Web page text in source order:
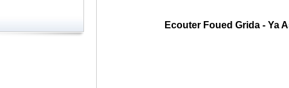
Ecouter Foued Grida - Ya